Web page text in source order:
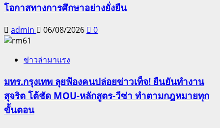
โอกาสทางการศึกษาอย่างยั่งยืน
admin 06/08/2026 0
ข่าวล่ามาแรง
มทร.กรุงเทพ ลุยฟ้องคนปล่อยข่าวเท็จ! ยืนยันทำงาน
สุจริต โต้ชัด MOU-หลักสูตร-วีซ่า ทำตามกฎหมายทุก
ขั้นตอน